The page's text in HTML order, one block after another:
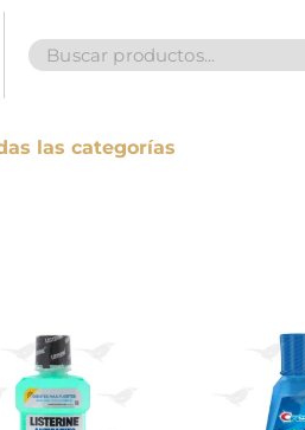
Search
for:
las categorías